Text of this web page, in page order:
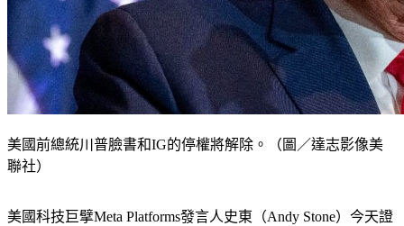
聯社）
實，公司已經恢復前總統川普（Donald Trump）的臉書與